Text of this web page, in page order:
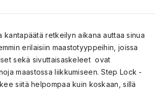
kantapäätä retkeilyn aikana auttaa sinua
erilaisiin maastotyyppeihin, joissa
sekä sivuttaisaskeleet ovat
maastossa liikkumiseen. Step Lock -
siitä helpompaa kuin koskaan, sillä